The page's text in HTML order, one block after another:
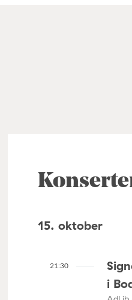
15. oktober
21:30
i